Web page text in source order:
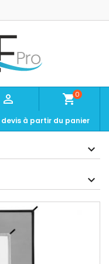
 shopping_cart0
devis à partir du panier